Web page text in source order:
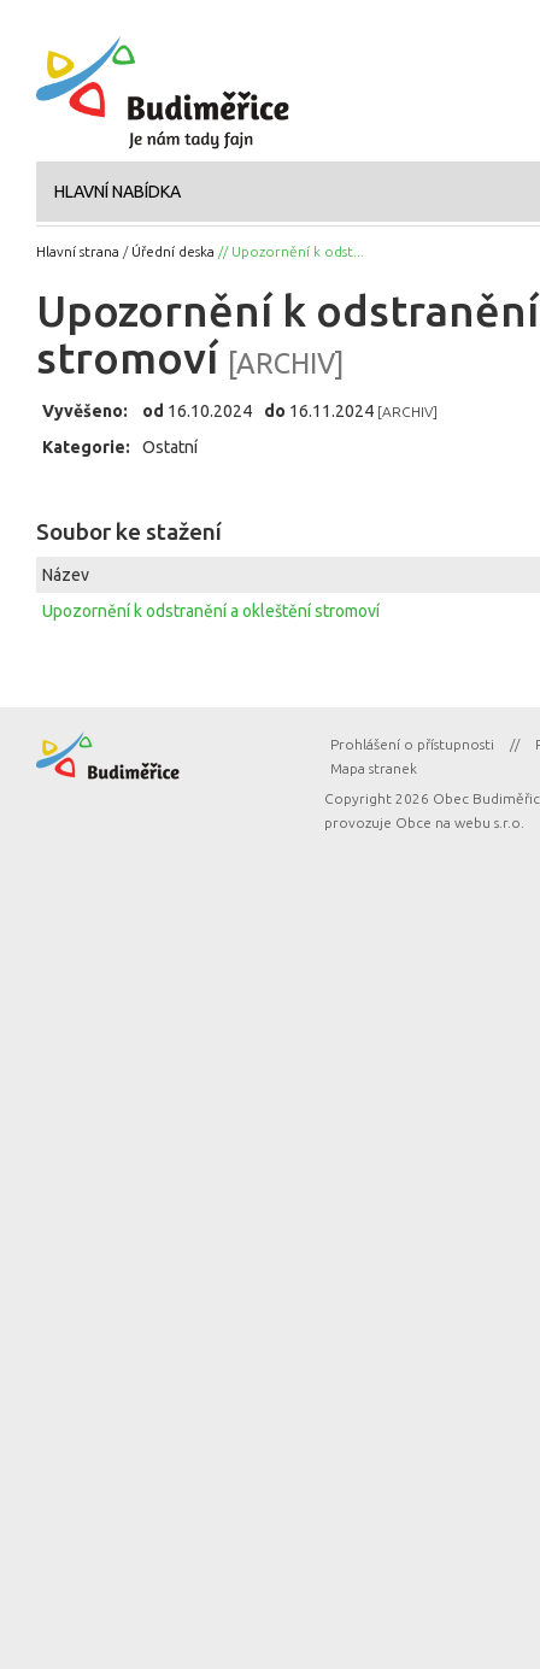
HLAVNÍ NABÍDKA
Hlavní strana / Úřední deska // Upozornění k odst...
Upozornění k
stromoví [ARCHIV]
Vyvěšeno: od 16.10.2024 do 16.11.2024 [ARCHIV]
Kategorie: Ostatní
Soubor ke stažení
Název
Upozornění k odstranění a okleštění stromoví
Prohlášení o přístupnosti //
Mapa stranek
Copyright 2026 Obec
provozuje Obce na webu s.r.o.